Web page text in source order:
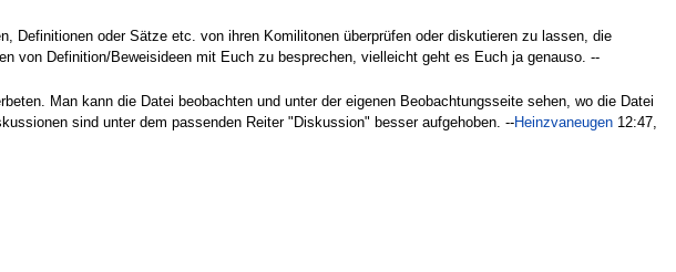
Definitionen oder Sätze etc. von ihren Komilitonen überprüfen oder diskutieren zu lassen, die
von Definition/Beweisideen mit Euch zu besprechen, vielleicht geht es Euch ja genauso. --
Man kann die Datei beobachten und unter der eigenen Beobachtungsseite sehen, wo die Datei
sind unter dem passenden Reiter "Diskussion" besser aufgehoben. --Heinzvaneugen 12:47,